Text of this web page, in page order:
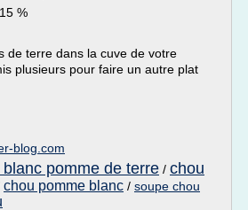
%
de terre dans la cuve de votre
plusieurs pour faire un autre plat
blog.com
pomme de terre / chou
chou pomme blanc / soupe chou